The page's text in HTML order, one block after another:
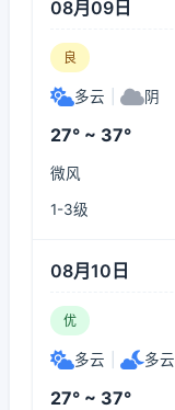
08月09日
良
多云 阴
27° ~ 37°
微风
1-3级
08月10日
优
多云 多云
27° ~ 37°